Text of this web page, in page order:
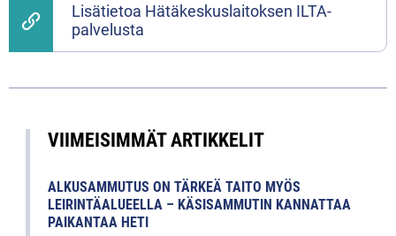
Lisätietoa Hätäkeskuslaitoksen ILTA-
palvelusta
VIIMEISIMMÄT ARTIKKELIT
ALKUSAMMUTUS ON TÄRKEÄ TAITO MYÖS
LEIRINTÄALUEELLA – KÄSISAMMUTIN KANNATTAA
PAIKANTAA HETI